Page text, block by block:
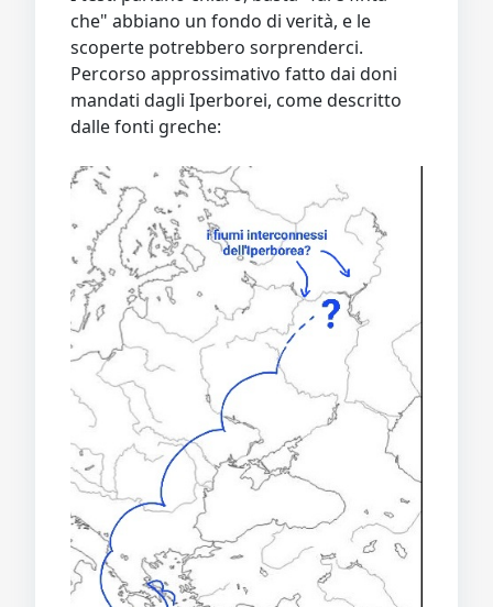
che" abbiano un fondo di verità, e le
scoperte potrebbero sorprenderci.
Percorso approssimativo fatto dai doni
mandati dagli Iperborei, come descritto
dalle fonti greche: